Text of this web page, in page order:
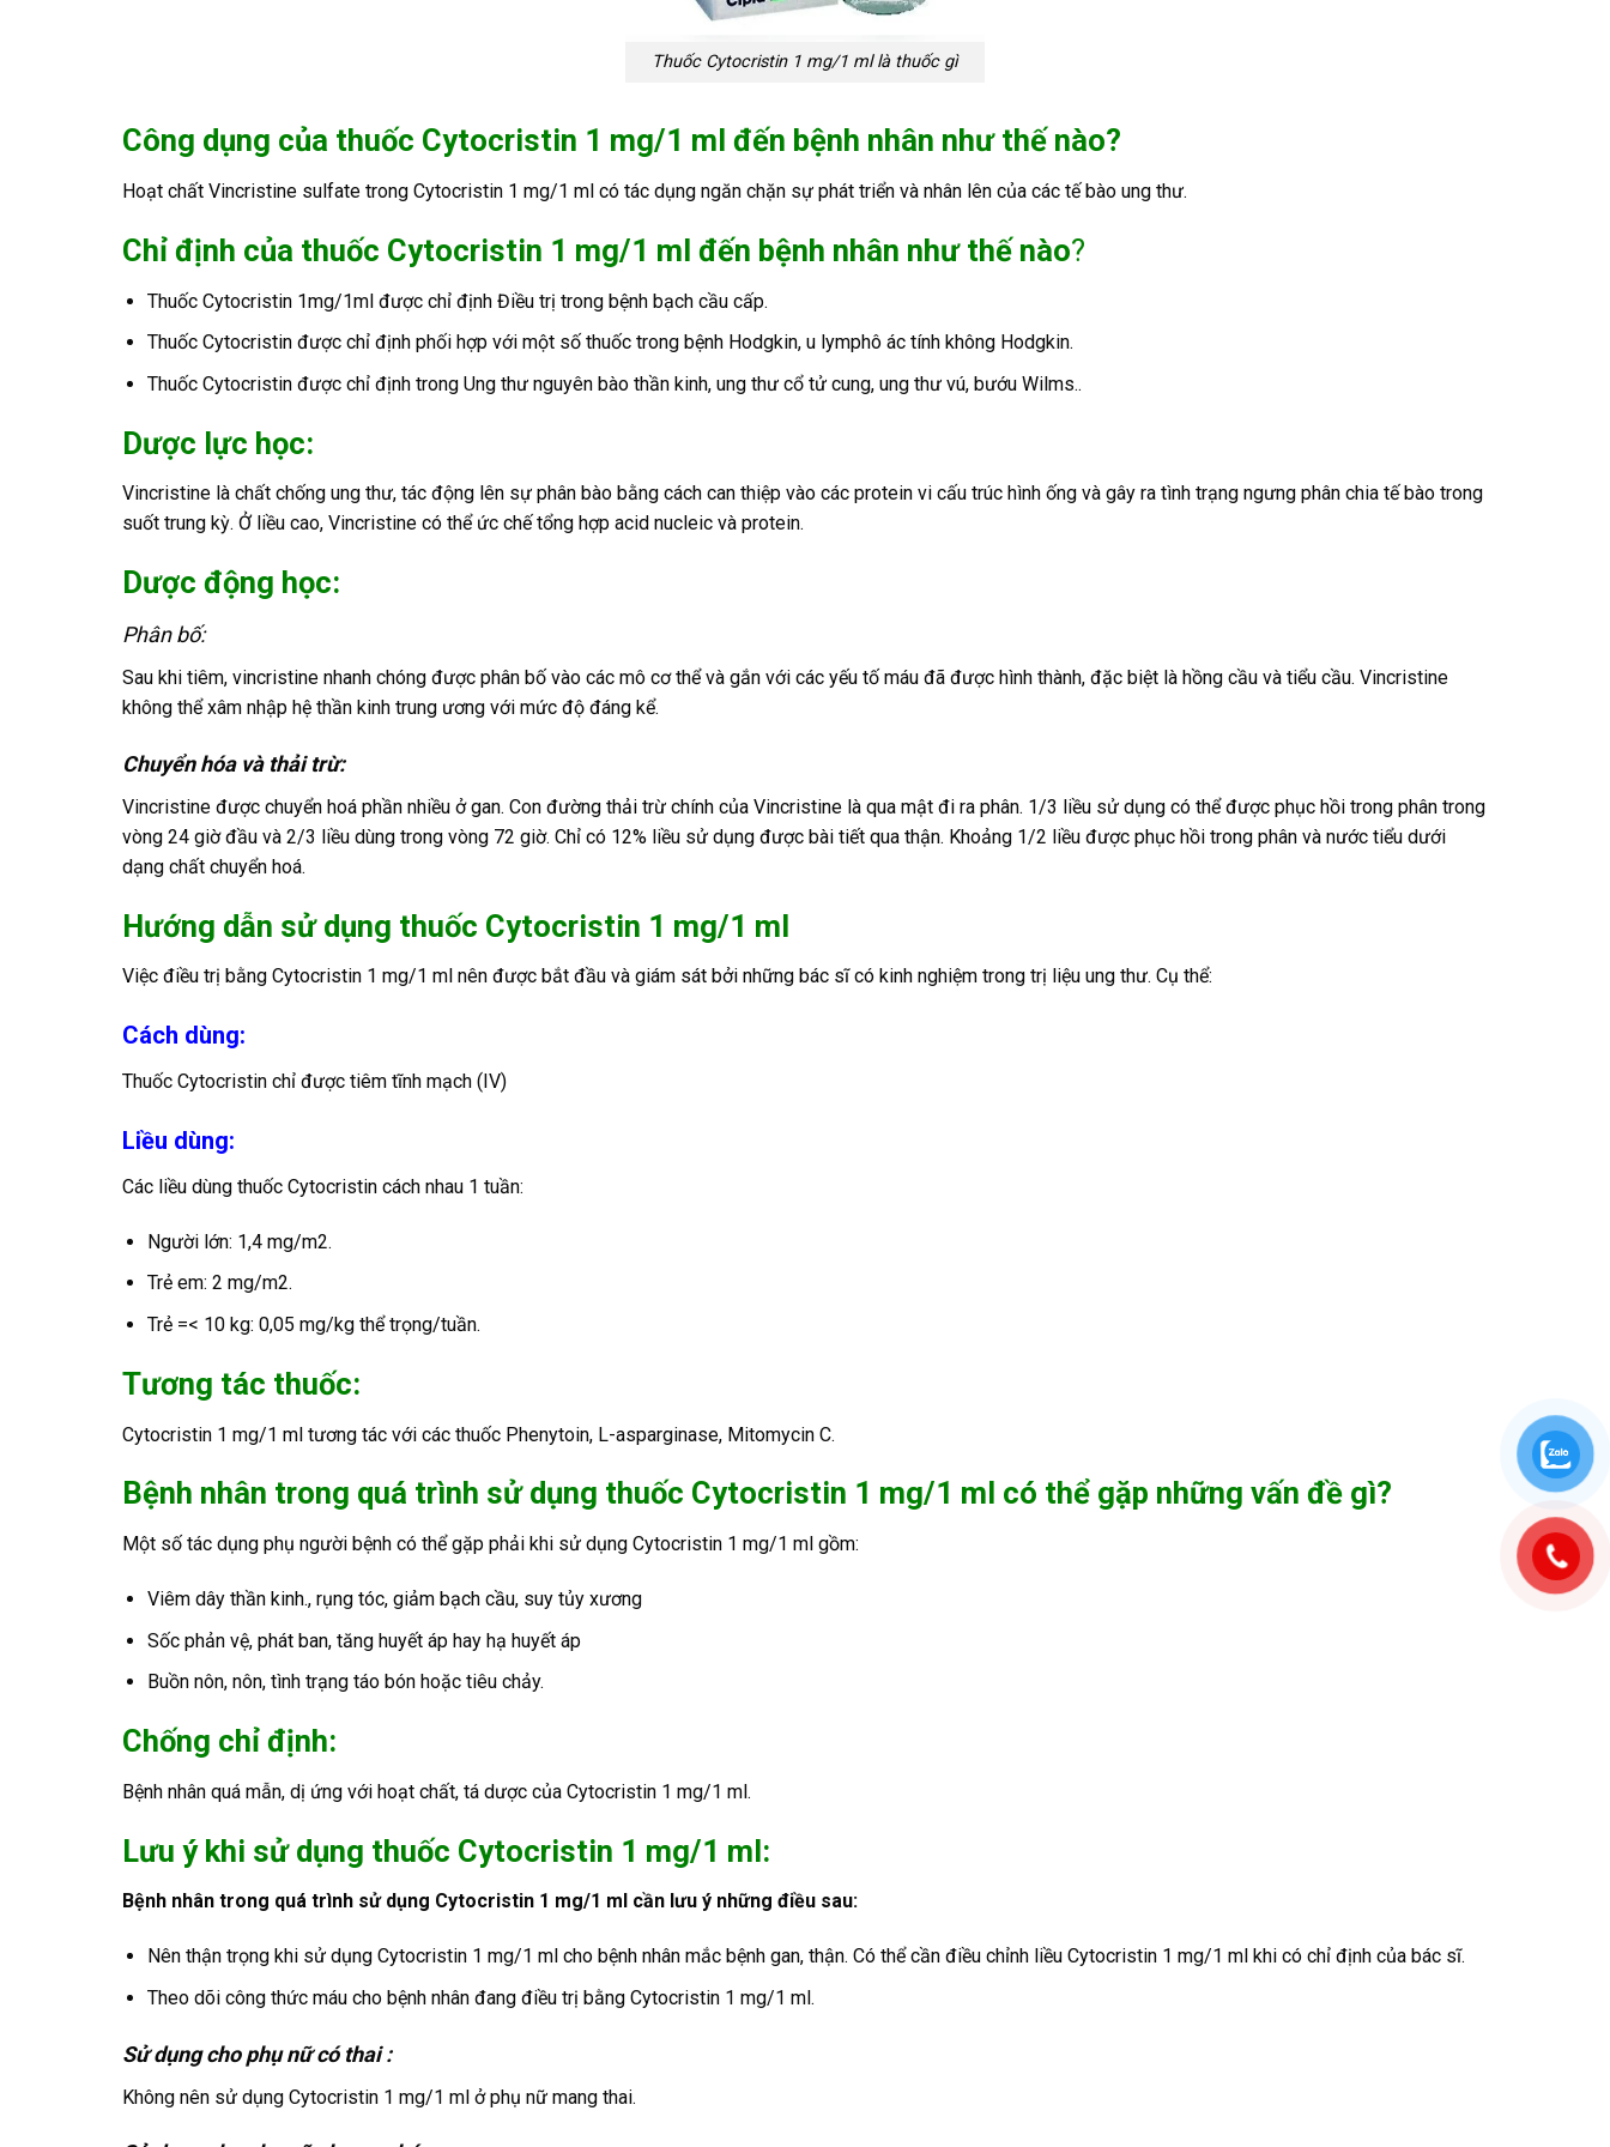
Thuốc Cytocristin 1 mg/1 ml là thuốc gì
Công dụng của thuốc Cytocristin 1 mg/1 ml đến bệnh nhân như thế nào?
Hoạt chất Vincristine sulfate trong Cytocristin 1 mg/1 ml có tác dụng ngăn chặn sự phát triển và nhân lên của các tế bào ung thư.
Chỉ định của thuốc Cytocristin 1 mg/1 ml đến bệnh nhân như thế nào?
Thuốc Cytocristin 1mg/1ml được chỉ định Điều trị trong bệnh bạch cầu cấp.
Thuốc Cytocristin được chỉ định phối hợp với một số thuốc trong bệnh Hodgkin, u lymphô ác tính không Hodgkin.
Thuốc Cytocristin được chỉ định trong Ung thư nguyên bào thần kinh, ung thư cổ tử cung, ung thư vú, bướu Wilms..
Dược lực học:
Vincristine là chất chống ung thư, tác động lên sự phân bào bằng cách can thiệp vào các protein vi cấu trúc hình ống và gây ra tình trạng ngưng phân chia tế bào trong
suốt trung kỳ. Ở liều cao, Vincristine có thể ức chế tổng hợp acid nucleic và protein.
Dược động học:
Phân bố:
Sau khi tiêm, vincristine nhanh chóng được phân bố vào các mô cơ thể và gắn với các yếu tố máu đã được hình thành, đặc biệt là hồng cầu và tiểu cầu. Vincristine
không thể xâm nhập hệ thần kinh trung ương với mức độ đáng kể.
Chuyển hóa và thải trừ:
Vincristine được chuyển hoá phần nhiều ở gan. Con đường thải trừ chính của Vincristine là qua mật đi ra phân. 1/3 liều sử dụng có thể được phục hồi trong phân trong
vòng 24 giờ đầu và 2/3 liều dùng trong vòng 72 giờ. Chỉ có 12% liều sử dụng được bài tiết qua thận. Khoảng 1/2 liều được phục hồi trong phân và nước tiểu dưới
dạng chất chuyển hoá.
Hướng dẫn sử dụng thuốc Cytocristin 1 mg/1 ml
Việc điều trị bằng Cytocristin 1 mg/1 ml nên được bắt đầu và giám sát bởi những bác sĩ có kinh nghiệm trong trị liệu ung thư. Cụ thể:
Cách dùng:
Thuốc Cytocristin chỉ được tiêm tĩnh mạch (IV)
Liều dùng:
Các liều dùng thuốc Cytocristin cách nhau 1 tuần:
Người lớn: 1,4 mg/m2.
Trẻ em: 2 mg/m2.
Trẻ =< 10 kg: 0,05 mg/kg thể trọng/tuần.
Tương tác thuốc:
Cytocristin 1 mg/1 ml tương tác với các thuốc Phenytoin, L-asparginase, Mitomycin C.
Bệnh nhân trong quá trình sử dụng thuốc Cytocristin 1 mg/1 ml có thể gặp những vấn đề gì?
Một số tác dụng phụ người bệnh có thể gặp phải khi sử dụng Cytocristin 1 mg/1 ml gồm:
Viêm dây thần kinh., rụng tóc, giảm bạch cầu, suy tủy xương
Sốc phản vệ, phát ban, tăng huyết áp hay hạ huyết áp
Buồn nôn, nôn, tình trạng táo bón hoặc tiêu chảy.
Chống chỉ định:
Bệnh nhân quá mẫn, dị ứng với hoạt chất, tá dược của Cytocristin 1 mg/1 ml.
Lưu ý khi sử dụng thuốc Cytocristin 1 mg/1 ml:
Bệnh nhân trong quá trình sử dụng Cytocristin 1 mg/1 ml cần lưu ý những điều sau:
Nên thận trọng khi sử dụng Cytocristin 1 mg/1 ml cho bệnh nhân mắc bệnh gan, thận. Có thể cần điều chỉnh liều Cytocristin 1 mg/1 ml khi có chỉ định của bác sĩ.
Theo dõi công thức máu cho bệnh nhân đang điều trị bằng Cytocristin 1 mg/1 ml.
Sử dụng cho phụ nữ có thai :
Không nên sử dụng Cytocristin 1 mg/1 ml ở phụ nữ mang thai.